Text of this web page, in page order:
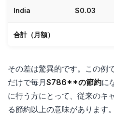
India $0.03
合計（月額）
その差は驚異的です。この例
だけで毎月$786**の節約に
に行う方にとって、従来のキ
る節約以上の意味があります